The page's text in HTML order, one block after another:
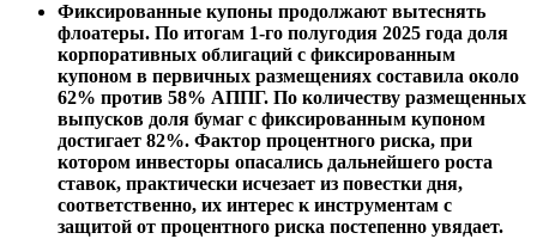
Фиксированные купоны продолжают вытеснять
флоатеры. По итогам 1-го полугодия 2025 года доля
корпоративных облигаций с фиксированным
купоном в первичных размещениях составила около
62% против 58% АППГ. По количеству размещенных
выпусков доля бумаг с фиксированным купоном
достигает 82%. Фактор процентного риска, при
котором инвесторы опасались дальнейшего роста
ставок, практически исчезает из повестки дня,
соответственно, их интерес к инструментам с
защитой от процентного риска постепенно увядает.